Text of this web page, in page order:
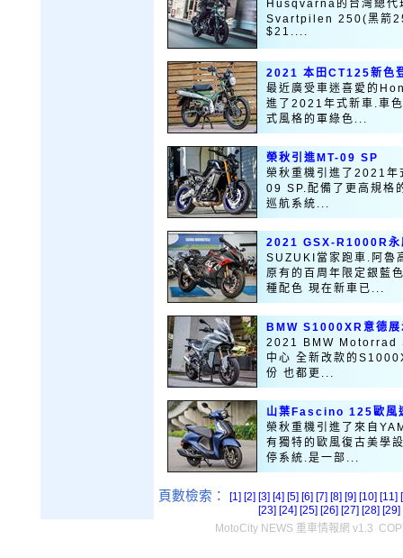
Husqvarna的台灣總代
Svartpilen 250(黑箭
$21....
2021 本田CT125新色
最近廣受車迷喜愛的
進了2021年式新車.車
式風格的軍綠色...
榮秋引進MT-09 SP
榮秋重機引進了2021
09 SP.配備了更高規格
巡航系統...
2021 GSX-R1000R永
SUZUKI當家跑車.阿
原有的百周年限定銀藍
種配色 現在新車已...
BMW S1000XR意德展
2021 BMW Motorrad
中心 全新改款的
份 也都更...
山葉Fascino 125歐風
榮秋重機引進了來自
有獨特的歐風復古美學
停系統.是一部...
頁數檢索： [1] [2] [3] [4] [5] [6] [7] [8] [9] [10] [11]
[23] [24] [25] [26] [27] [28] [29]
MotoCity NEWS 重車情報網 v1.3